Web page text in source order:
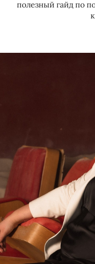
полезный гайд по